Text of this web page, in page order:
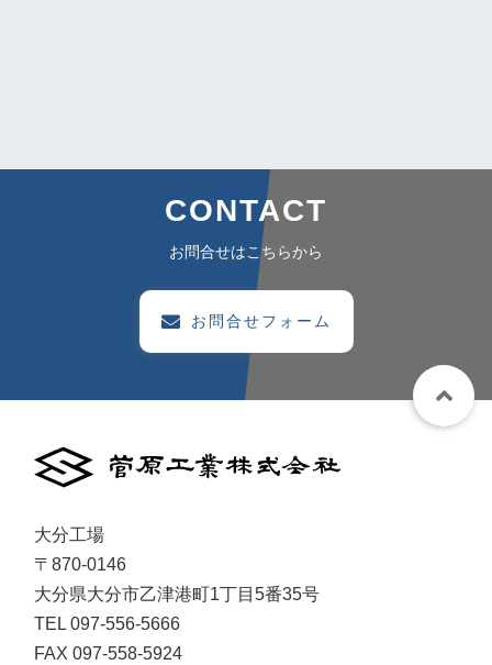
CONTACT
お問合せはこちらから
お問合せフォーム
大分工場
〒870-0146
大分県大分市乙津港町1丁目5番35号
TEL 097-556-5666
FAX 097-558-5924